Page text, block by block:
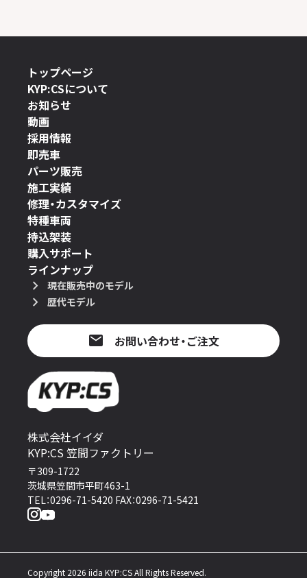
株式会社イイダ
KYP:CS 笠間ファクトリー
〒309-1722
茨城県笠間市平町463-1
TEL：0296-71-5420 FAX：0296-71-5421
トップページ
KYP:CSについて
お知らせ
動画
採用情報
即売車
パーツ販売
施工実績
修理・カスタマイズ
特種車両
持込架装
購入サポート
ラインナップ
現在販売中のモデル
歴代モデル
お問い合わせ・ご注文
Copyright 2026 iida KYP:CS All Rights Reserved.